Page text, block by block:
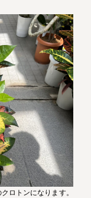
トンになります。